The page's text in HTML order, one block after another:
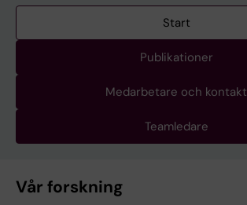
Start
Publikationer
Medarbetare och kontakt
Teamledare
Vår forskning